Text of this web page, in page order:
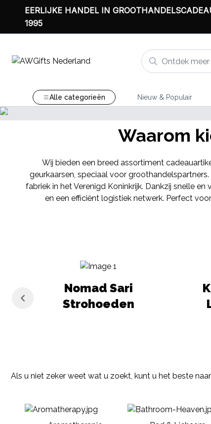
EERLIJKE HANDEL IN
1995
Alle categorieën Nieuw & Populair
Kaarsen
NIEUW IN
Waarom
Wij bieden een breed assortiment
geurkaarsen, speciaal voor groothandelspartners.
fabriek in het Verenigd Koninkrijk. Dankzij snelle
en een efficiënt logistiek netwerk. Perfect
Nomad Sari
Strohoeden
Als u niet zeker weet wat u zoekt, kunt u het beste